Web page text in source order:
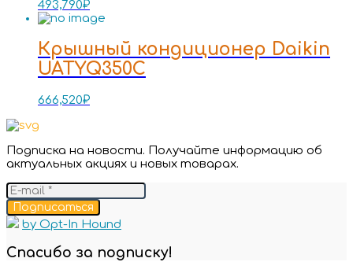
493,790₽
Крышный кондиционер Daikin
UATYQ350C
666,520₽
Подписка на новости. Получайте информацию об
актуальных акциях и новых товарах.
Подписаться
by Opt-In Hound
Спасибо за подписку!